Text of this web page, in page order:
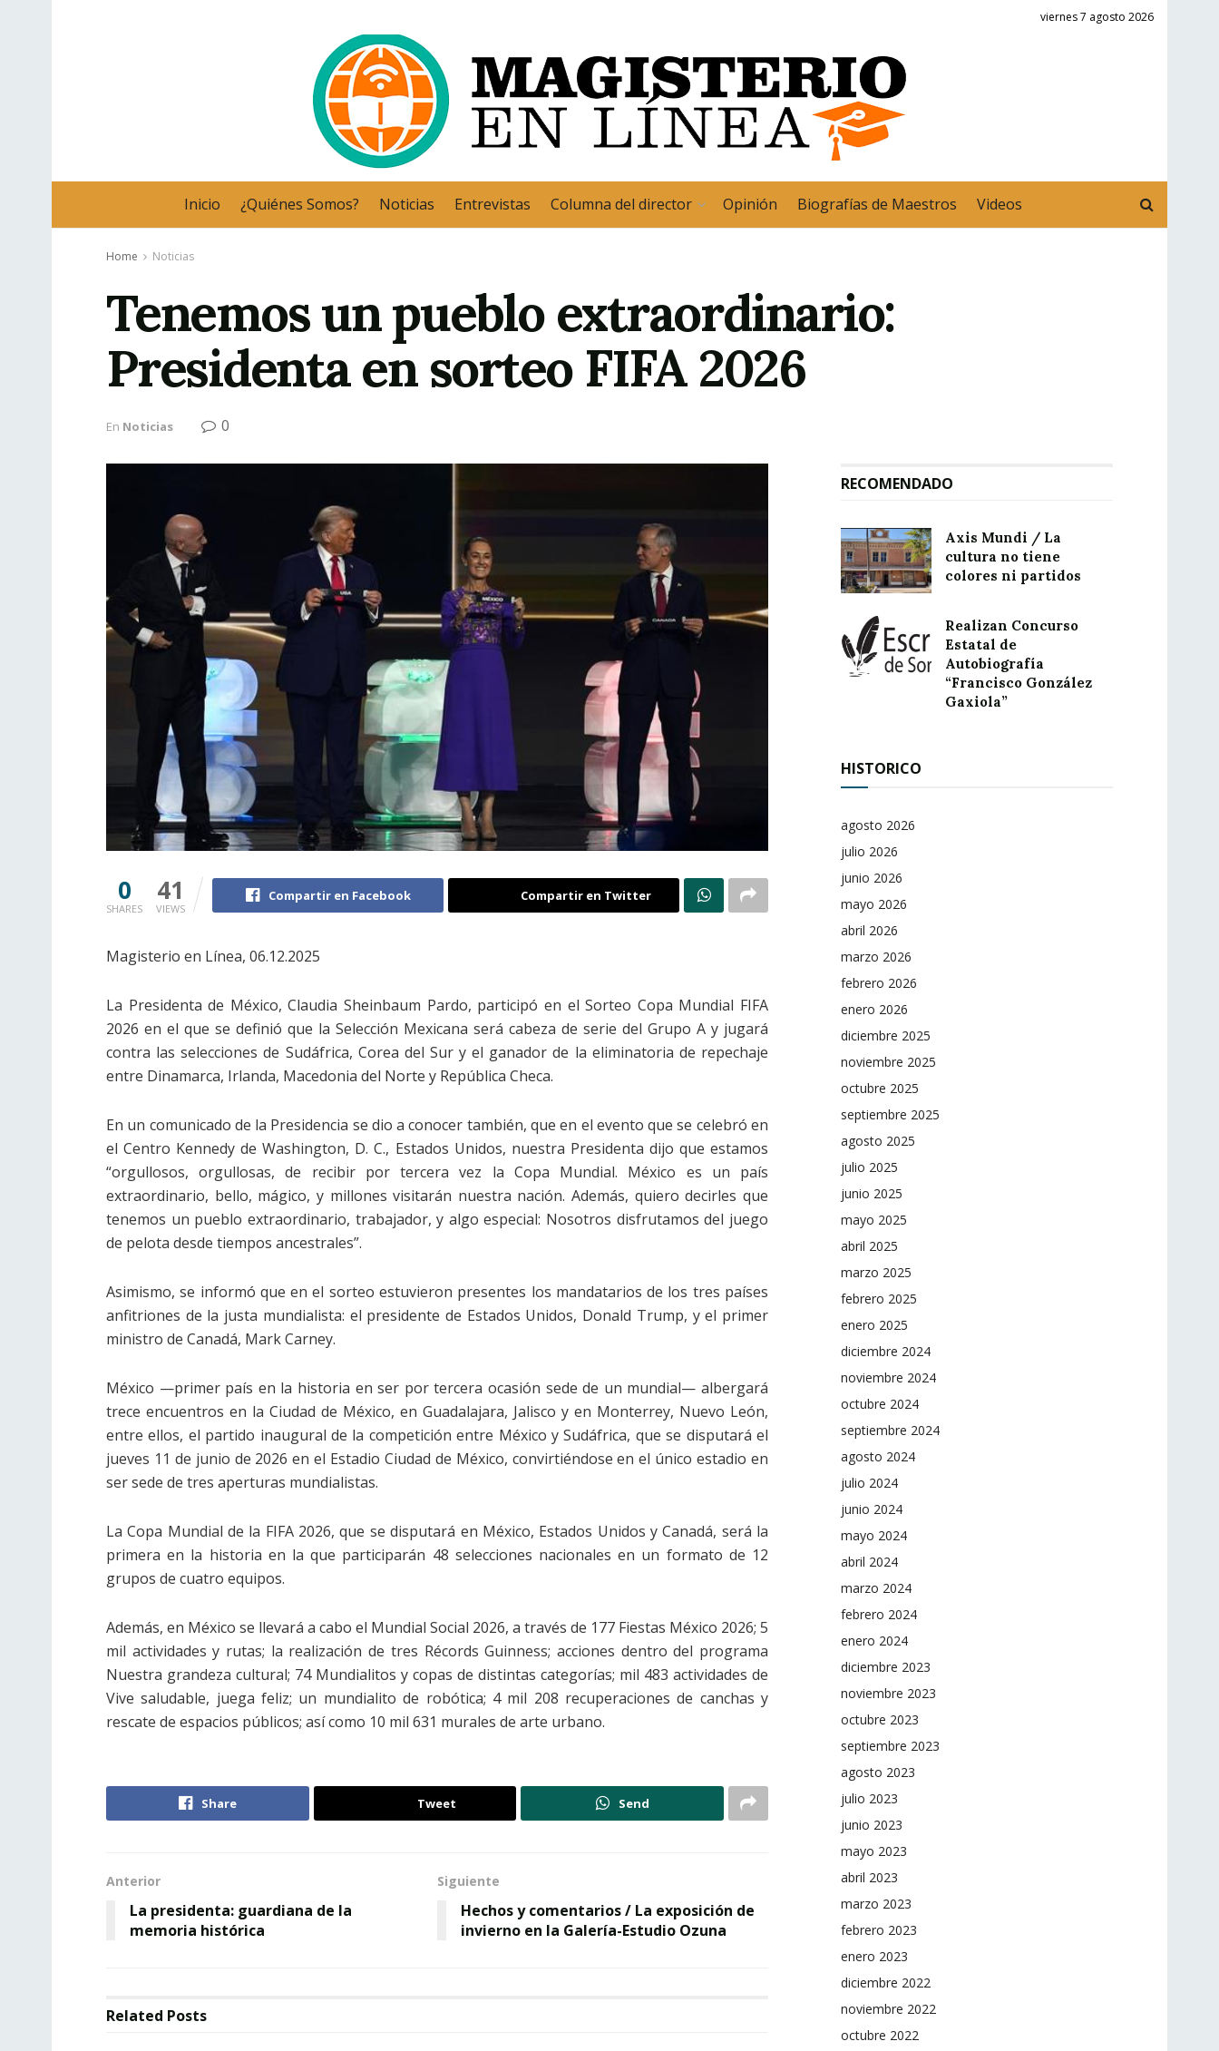
viernes 7 agosto 2026
Inicio ¿Quiénes Somos? Noticias Entrevistas Columna del director Opinión Biografías de Maestros Videos
Home Noticias
Tenemos un pueblo extraordinario:
Presidenta en sorteo FIFA 2026
En Noticias 0
0
SHARES
41
VIEWS
Compartir en Facebook Compartir en Twitter
Magisterio en Línea, 06.12.2025
La Presidenta de México, Claudia Sheinbaum Pardo, participó en el Sorteo Copa Mundial FIFA
2026 en el que se definió que la Selección Mexicana será cabeza de serie del Grupo A y jugará
contra las selecciones de Sudáfrica, Corea del Sur y el ganador de la eliminatoria de repechaje
entre Dinamarca, Irlanda, Macedonia del Norte y República Checa.
En un comunicado de la Presidencia se dio a conocer también, que en el evento que se celebró en
el Centro Kennedy de Washington, D. C., Estados Unidos, nuestra Presidenta dijo que estamos
“orgullosos, orgullosas, de recibir por tercera vez la Copa Mundial. México es un país
extraordinario, bello, mágico, y millones visitarán nuestra nación. Además, quiero decirles que
tenemos un pueblo extraordinario, trabajador, y algo especial: Nosotros disfrutamos del juego
de pelota desde tiempos ancestrales”.
Asimismo, se informó que en el sorteo estuvieron presentes los mandatarios de los tres países
anfitriones de la justa mundialista: el presidente de Estados Unidos, Donald Trump, y el primer
ministro de Canadá, Mark Carney.
México —primer país en la historia en ser por tercera ocasión sede de un mundial— albergará
trece encuentros en la Ciudad de México, en Guadalajara, Jalisco y en Monterrey, Nuevo León,
entre ellos, el partido inaugural de la competición entre México y Sudáfrica, que se disputará el
jueves 11 de junio de 2026 en el Estadio Ciudad de México, convirtiéndose en el único estadio en
ser sede de tres aperturas mundialistas.
La Copa Mundial de la FIFA 2026, que se disputará en México, Estados Unidos y Canadá, será la
primera en la historia en la que participarán 48 selecciones nacionales en un formato de 12
grupos de cuatro equipos.
Además, en México se llevará a cabo el Mundial Social 2026, a través de 177 Fiestas México 2026; 5
mil actividades y rutas; la realización de tres Récords Guinness; acciones dentro del programa
Nuestra grandeza cultural; 74 Mundialitos y copas de distintas categorías; mil 483 actividades de
Vive saludable, juega feliz; un mundialito de robótica; 4 mil 208 recuperaciones de canchas y
rescate de espacios públicos; así como 10 mil 631 murales de arte urbano.
Share Tweet Send
Anterior
La presidenta: guardiana de la
memoria histórica
Siguiente
Hechos y comentarios / La exposición de
invierno en la Galería-Estudio Ozuna
Related Posts
RECOMENDADO
Axis Mundi / La
cultura no tiene
colores ni partidos
Realizan Concurso
Estatal de
Autobiografía
“Francisco González
Gaxiola”
HISTORICO
agosto 2026
julio 2026
junio 2026
mayo 2026
abril 2026
marzo 2026
febrero 2026
enero 2026
diciembre 2025
noviembre 2025
octubre 2025
septiembre 2025
agosto 2025
julio 2025
junio 2025
mayo 2025
abril 2025
marzo 2025
febrero 2025
enero 2025
diciembre 2024
noviembre 2024
octubre 2024
septiembre 2024
agosto 2024
julio 2024
junio 2024
mayo 2024
abril 2024
marzo 2024
febrero 2024
enero 2024
diciembre 2023
noviembre 2023
octubre 2023
septiembre 2023
agosto 2023
julio 2023
junio 2023
mayo 2023
abril 2023
marzo 2023
febrero 2023
enero 2023
diciembre 2022
noviembre 2022
octubre 2022